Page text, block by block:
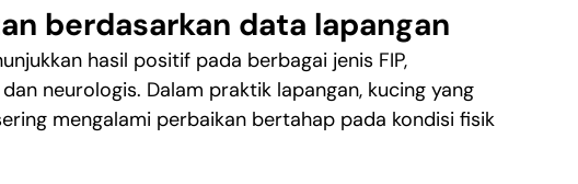
berdasarkan data lapangan
hasil positif pada berbagai jenis FIP,
neurologis. Dalam praktik lapangan, kucing yang
mengalami perbaikan bertahap pada kondisi fisik